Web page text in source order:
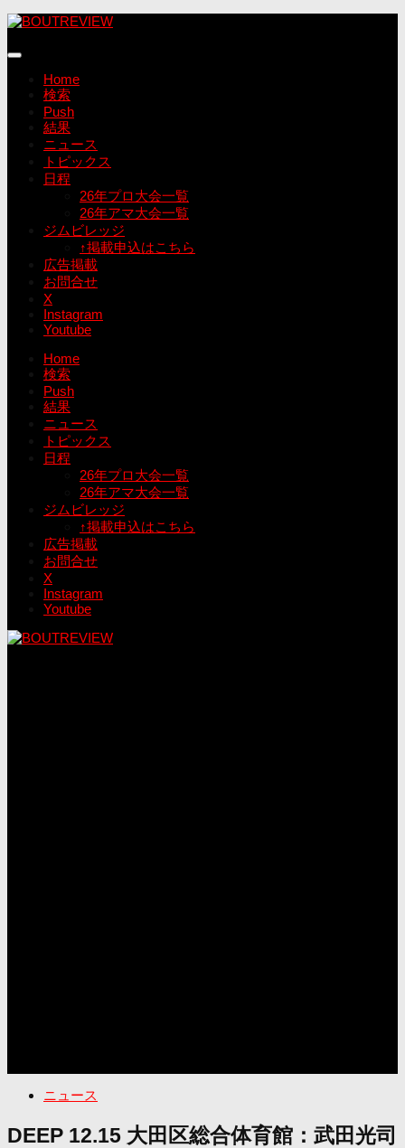
コ
テ
Home
検索
Push
結果
ニュース
トピックス
日程
26年プロ大会一覧
26年アマ大会一覧
ジムビレッジ
↑掲載申込はこちら
広告掲載
お問合せ
X
Instagram
Youtube
Home
検索
Push
結果
ニュース
トピックス
日程
26年プロ大会一覧
26年アマ大会一覧
ジムビレッジ
↑掲載申込はこちら
広告掲載
お問合せ
X
Instagram
Youtube
ニュース
DEEP 12.15 大田区総合体育館：武田光司